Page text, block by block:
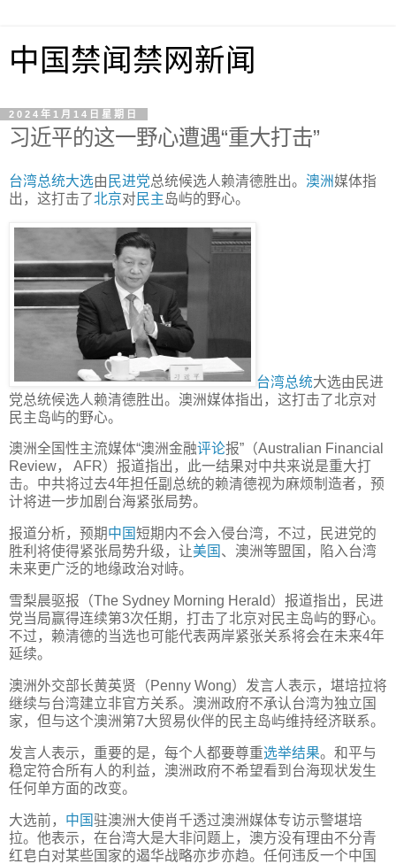
中国禁闻禁网新闻
2024年1月14日星期日
习近平的这一野心遭遇“重大打击”
台湾总统大选由 民进党总统候选人赖清德胜出。 澳洲媒体指
出，这打击了北京对民主岛屿的野心。
台湾总统大选由民进
党总统候选人赖清德胜出。澳洲媒体指出，这打击了北京对
民主岛屿的野心。
澳洲全国性主流媒体“澳洲金融评论报”（Australian Financial
Review， AFR）报道指出，此一结果对中共来说是重大打
击。中共将过去4年担任副总统的赖清德视为麻烦制造者，预
计将进一步加剧台海紧张局势。
报道分析，预期中国短期内不会入侵台湾，不过，民进党的
胜利将使得紧张局势升级，让美国 、澳洲等盟国，陷入台湾
未来更广泛的地缘政治对峙。
雪梨晨驱报（The Sydney Morning Herald）报道指出，民进
党当局赢得连续第3次任期，打击了北京对民主岛屿的野心。
不过，赖清德的当选也可能代表两岸紧张关系将会在未来4年
延续。
澳洲外交部长黄英贤（Penny Wong）发言人表示，堪培拉将
继续与台湾建立非官方关系。澳洲政府不承认台湾为独立国
家，但与这个澳洲第7大贸易伙伴的民主岛屿维持经济联系。
发言人表示，重要的是，每个人都要尊重选举结果。和平与
稳定符合所有人的利益，澳洲政府不希望看到台海现状发生
任何单方面的改变。
大选前， 中国驻澳洲大使肖千透过澳洲媒体专访示警堪培
拉。他表示，在台湾大是大非问题上，澳方没有理由不分青
红皂白对某些国家的遏华战略亦步亦趋。任何违反一个中国